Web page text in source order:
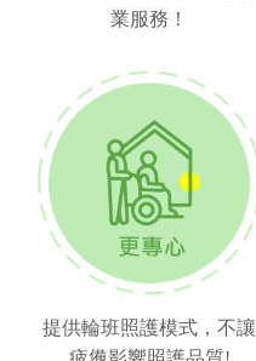
業服務！
提供輪班照護模式，不讓